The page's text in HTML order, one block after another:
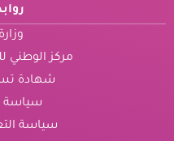
مركز الوطني
شهادة
سياسة
سياسة